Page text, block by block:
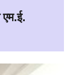
एम.ई.